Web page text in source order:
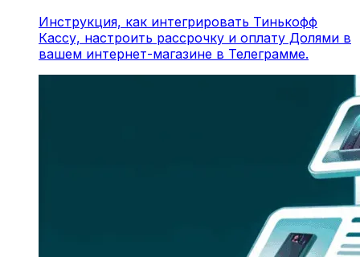
Инструкция, как интегрировать Тинькофф
Кассу, настроить рассрочку и оплату Долями в
вашем интернет-магазине в Телеграмме.